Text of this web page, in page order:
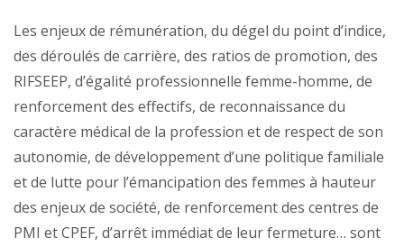
Les enjeux de rémunération, du dégel du point d’indice,
des déroulés de carrière, des ratios de promotion, des
RIFSEEP, d’égalité professionnelle femme-homme, de
renforcement des effectifs, de reconnaissance du
caractère médical de la profession et de respect de son
autonomie, de développement d’une politique familiale
et de lutte pour l’émancipation des femmes à hauteur
des enjeux de société, de renforcement des centres de
PMI et CPEF, d’arrêt immédiat de leur fermeture… sont